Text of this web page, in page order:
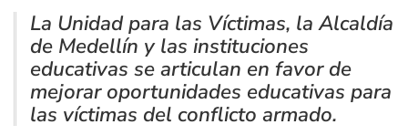
La Unidad para las Víctimas, la Alcaldía
de Medellín y las instituciones
educativas se articulan en favor de
mejorar oportunidades educativas para
las víctimas del conflicto armado.